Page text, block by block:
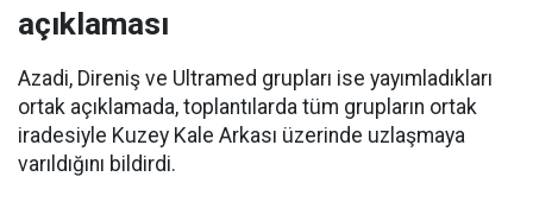
açıklaması
Azadi, Direniş ve Ultramed grupları ise yayımladıkları
ortak açıklamada, toplantılarda tüm grupların ortak
iradesiyle Kuzey Kale Arkası üzerinde uzlaşmaya
varıldığını bildirdi.